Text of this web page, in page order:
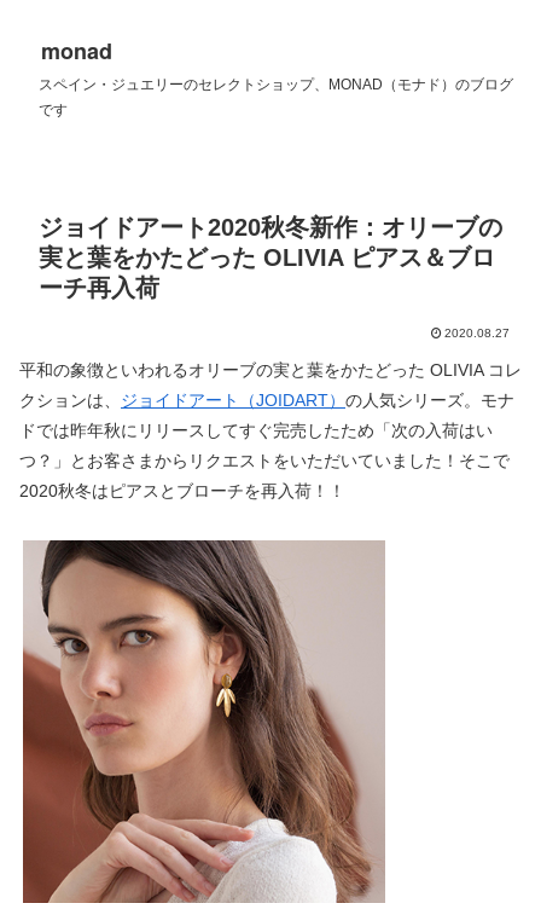
monad
スペイン・ジュエリーのセレクトショップ、MONAD（モナド）のブログ
です
ジョイドアート2020秋冬新作：オリーブの
実と葉をかたどった OLIVIA ピアス＆ブロ
ーチ再入荷
2020.08.27
平和の象徴といわれるオリーブの実と葉をかたどった OLIVIA コレ
クションは、 ジョイドアート（JOIDART） の人気シリーズ。モナ
ドでは昨年秋にリリースしてすぐ完売したため「次の入荷はい
つ？」とお客さまからリクエストをいただいていました！そこで
2020秋冬はピアスとブローチを再入荷！！